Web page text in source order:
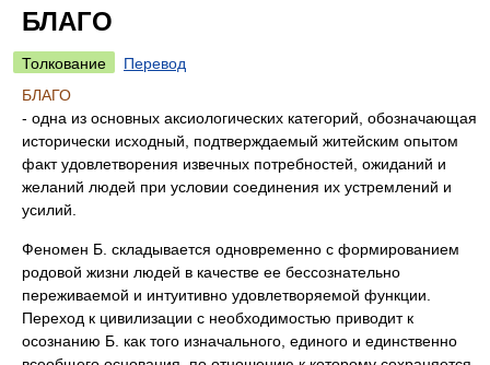
БЛАГО
Толкование
Перевод
БЛАГО
- одна из основных аксиологических категорий, обозначающая
исторически исходный, подтверждаемый житейским опытом
факт удовлетворения извечных потребностей, ожиданий и
желаний людей при условии соединения их устремлений и
усилий.
Феномен Б. складывается одновременно с формированием
родовой жизни людей в качестве ее бессознательно
переживаемой и интуитивно удовлетворяемой функции.
Переход к цивилизации с необходимостью приводит к
осознанию Б. как того изначального, единого и единственно